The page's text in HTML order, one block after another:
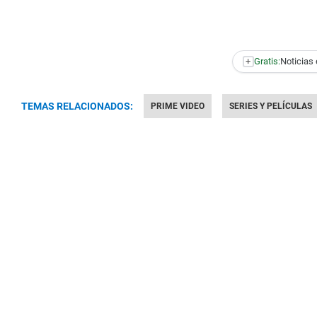
+ Gratis:Noticias
TEMAS RELACIONADOS: PRIME VIDEO SERIES Y PELÍCULAS